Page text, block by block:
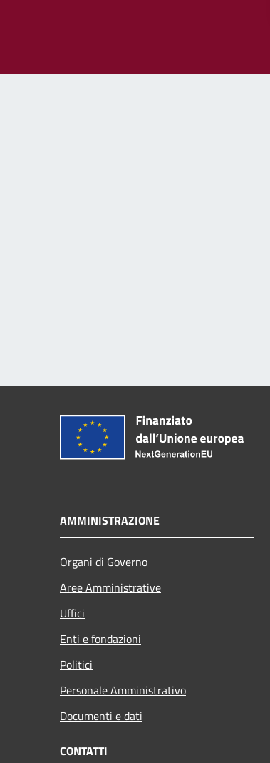
AMMINISTRAZIONE
Organi di Governo
Aree Amministrative
Uffici
Enti e fondazioni
Politici
Personale Amministrativo
Documenti e dati
CONTATTI